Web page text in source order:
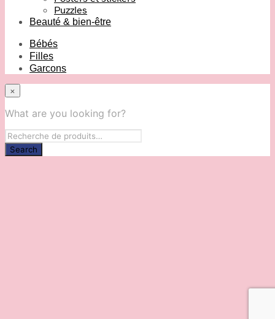
Puzzles
Beauté & bien-être
Bébés
Filles
Garcons
×
What are you looking for?